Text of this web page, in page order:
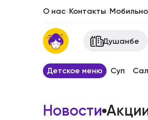
О нас Контакты
Душанбе
Детское меню Суп
Новости